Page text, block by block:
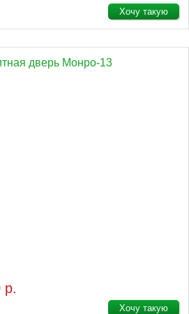
Хочу такую
дверь Монро-13
р.
Хочу такую